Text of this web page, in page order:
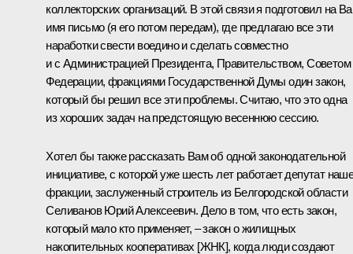
коллекторских организаций. В этой связи я подготовил на
имя письмо (я его потом передам), где предлагаю все эти
наработки свести воедино и сделать совместно
и с Администрацией Президента, Правительством, Советом
Федерации, фракциями Государственной Думы один закон,
который бы решил все эти проблемы. Считаю, что это одна
из хороших задач на предстоящую весеннюю сессию.
Хотел бы также рассказать Вам об одной законодательной
инициативе, с которой уже шесть лет работает депутат
фракции, заслуженный строитель из Белгородской области
Селиванов Юрий Алексеевич. Дело в том, что есть закон,
который мало кто применяет, – закон о жилищных
накопительных кооперативах [ЖНК], когда люди создают